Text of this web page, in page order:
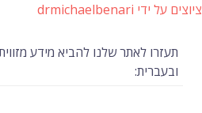
ציוצים על ידי drmichaelbenari
תעזרו לאתר שלנו להביא מידע
ובעברית: